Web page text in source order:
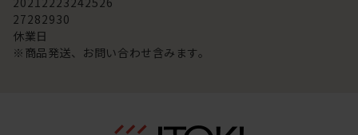
27282930
休業日
※商品発送、お問い合わせ含みます。